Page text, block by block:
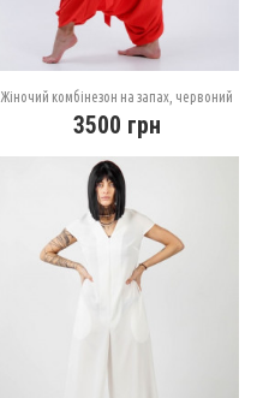
Жіночий комбінезон на запах, червоний
3500 грн